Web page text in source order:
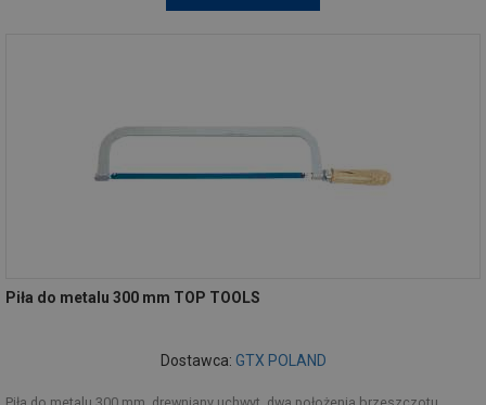
Piła do metalu 300 mm TOP TOOLS
Dostawca: GTX POLAND